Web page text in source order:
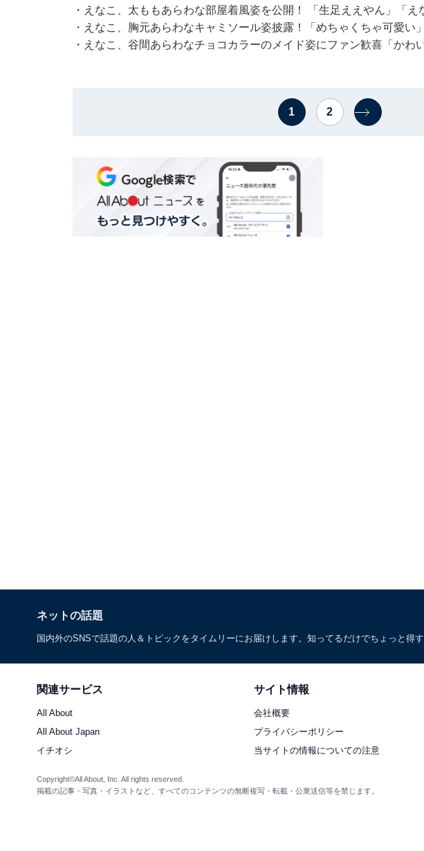
・ えなこ、太ももあらわな部屋着風姿を公開！ 「生足ええやん」「え
・ えなこ、胸元あらわなキャミソール姿披露！「めちゃくちゃ可愛い
・ えなこ、谷間あらわなチョコカラーのメイド姿にファン歓喜「かわ
1 2
ネットの話題
国内外のSNSで話題の人＆トピックをタイムリーにお届けします。知ってるだけでちょっと得
関連サービス
All About
All About Japan
イチオシ
サイト情報
会社概要
プライバシーポリシー
当サイトの情報についての注意
Copyright©All About, Inc. All rights reserved.
掲載の記事・写真・イラストなど、すべてのコンテンツの無断複写・転載・公衆送信等を禁じます。